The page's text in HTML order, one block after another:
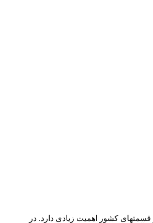
پرفشار سیبری از توده­های هوای بزرگ‎مقیاس جهان است که روی پهنۀ وسیعی از سیارۀ زمین اثر می‎گذارد و به‎دلیل نقش دوگانۀ آن در سواحل شمالی ایران و سایر قسمت‎های کشور اهمیت زیادی دارد. در